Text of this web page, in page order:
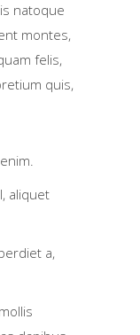
natoque
montes,
felis,
quis,
aliquet
a,